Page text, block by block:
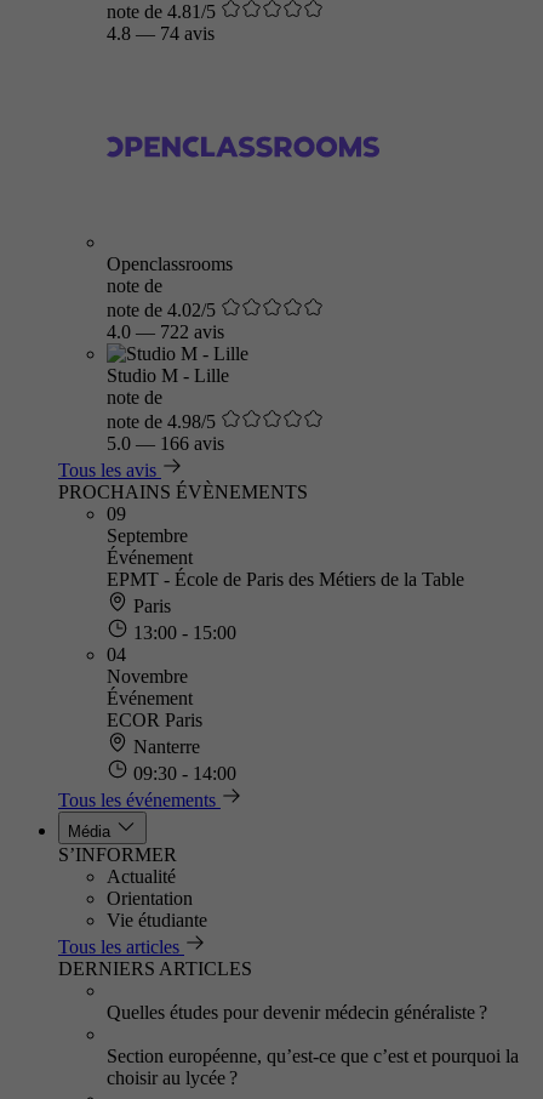
note de 4.81/5
4.8 — 74 avis
Openclassrooms
note de
note de 4.02/5
4.0 — 722 avis
Studio M - Lille
note de
note de 4.98/5
5.0 — 166 avis
Tous les avis
PROCHAINS ÉVÈNEMENTS
09
Septembre
Événement
EPMT - École de Paris des Métiers de la Table
Paris
13:00 - 15:00
04
Novembre
Événement
ECOR Paris
Nanterre
09:30 - 14:00
Tous les événements
Média
S’INFORMER
Actualité
Orientation
Vie étudiante
Tous les articles
DERNIERS ARTICLES
Quelles études pour devenir médecin généraliste ?
Section européenne, qu’est-ce que c’est et pourquoi la
choisir au lycée ?